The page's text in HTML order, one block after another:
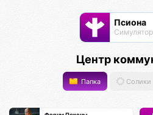
Псиона
Центр
Папка Солики